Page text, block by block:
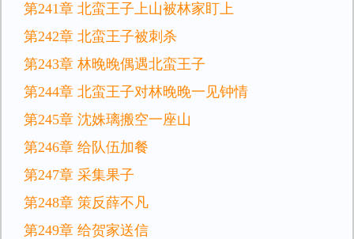
第241章 北蛮王子上山被林家盯上
第242章 北蛮王子被刺杀
第243章 林晚晚偶遇北蛮王子
第244章 北蛮王子对林晚晚一见钟情
第245章 沈姝璃搬空一座山
第246章 给队伍加餐
第247章 采集果子
第248章 策反薛不凡
第249章 给贺家送信